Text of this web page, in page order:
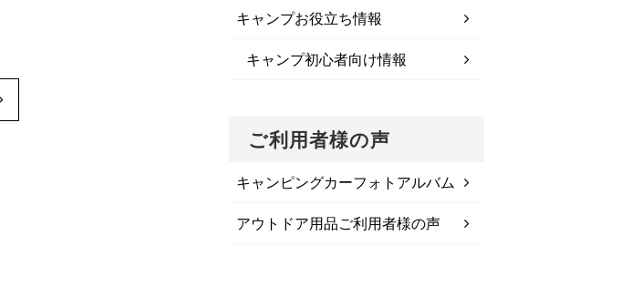
キャンプお役立ち情報
キャンプ初心者向け情報
ご利用者様の声
キャンピングカーフォトアルバム
アウトドア用品ご利用者様の声